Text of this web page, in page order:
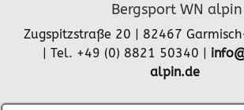
Bergsport WN alpin
Zugspitzstraße 20 | 82467
| Tel. +49 (0) 8821 50340 |
alpin.de